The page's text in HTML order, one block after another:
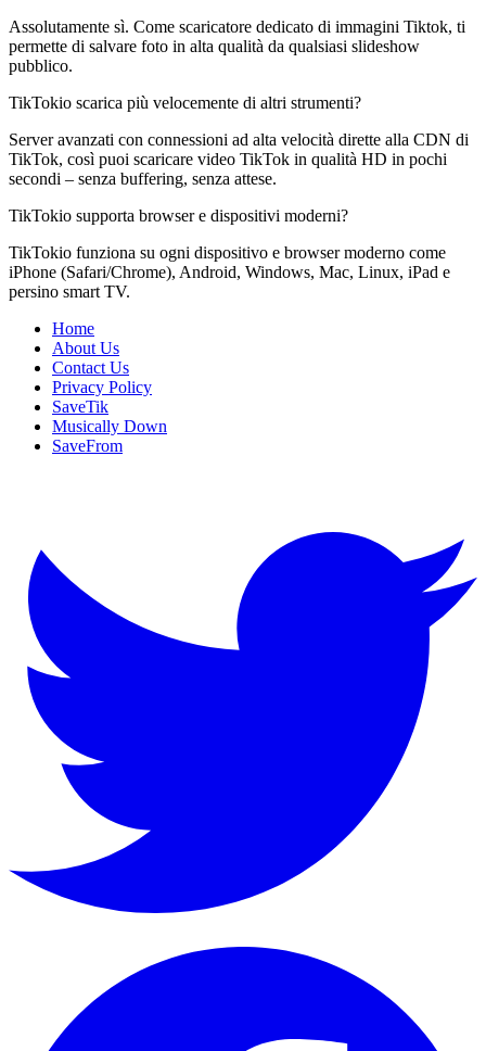
Assolutamente sì. Come scaricatore dedicato di immagini Tiktok, ti
permette di salvare foto in alta qualità da qualsiasi slideshow
pubblico.
TikTokio scarica più velocemente di altri strumenti?
Server avanzati con connessioni ad alta velocità dirette alla CDN di
TikTok, così puoi scaricare video TikTok in qualità HD in pochi
secondi – senza buffering, senza attese.
TikTokio supporta browser e dispositivi moderni?
TikTokio funziona su ogni dispositivo e browser moderno come
iPhone (Safari/Chrome), Android, Windows, Mac, Linux, iPad e
persino smart TV.
Home
About Us
Contact Us
Privacy Policy
SaveTik
Musically Down
SaveFrom